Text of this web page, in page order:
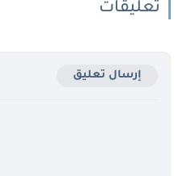
تعليقات
إرسال تعليق